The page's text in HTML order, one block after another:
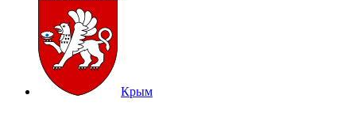
Крым